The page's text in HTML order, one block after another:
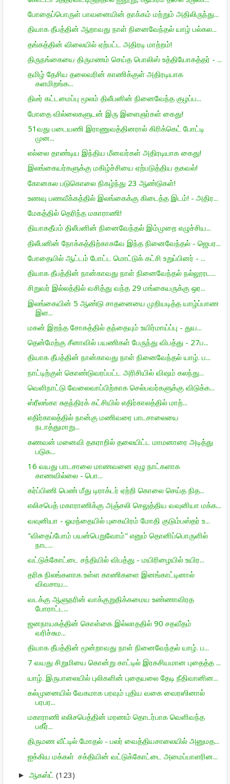
போதைப்பொருள் பாவனையின் தாக்கம் மற்றும் அதிலிருந்து...
தியாக தீபத்தின் ஆறாவது நாள் நினைவேந்தல் யாழ் பல்கல...
தங்கத்தின் விலையில் ஏற்பட்ட அதிரடி மாற்றம்!
திருநங்கையை திருமணம் செய்த பொலிஸ் உத்தியோகத்தர் - ...
தமிழ் தேசிய தலைவரின் காணிக்குள் அதிரடியாக
களமிறங்க...
திடீர் கட்டமைப்பு மூலம் திலீபனின் நினைவேந்த குழப்ப...
போதை வில்லைகளுடன் இரு இளைஞர்கள் கைது!
51வது படையணி இராணுவத்தினரால் கிரிக்கெட் போட்டி
முன...
எல்லை தாண்டிய இந்திய மீனவர்கள் அதிரடியாக கைது!
இலங்கையர்களுக்கு மகிழ்ச்சியை ஏற்படுத்திய தகவல்!
கோனகல படுகொலை நிகழ்ந்து 23 ஆண்டுகள்!
உணவு பணவீக்கத்தில் இலங்கைக்கு கிடைத்த இடம்! - அதிர...
மேகத்தில் தெரிந்த மகாராணி!
தியாகதீபம் திலீபனின் நினைவேந்தல் இம்முறை எழுச்சிய...
திலீபனின் நோக்கத்திற்காகவே இந்த நினைவேந்தல் - ஜெபர...
போதையில் ஆட்டம் போட்ட மொட்டுக் கட்சி உறுப்பினர் - ...
தியாக தீபத்தின் நான்காவது நாள் நினைவேந்தல் நல்லூரட...
சிறுவர் இல்லத்தில் வசித்து வந்த 29 மங்கையருக்கு ஒர...
இலங்கையின் 5 ஆண்டு சாதனையை முறியடித்த யாழ்ப்பாண
இள...
மகன் இறந்த சோகத்தில் தந்தையும் உயிர்மாய்ப்பு - துய...
தென்மேற்கு சீனாவில் பயணிகள் பேருந்து விபத்து - 27ப...
தியாக தீபத்தின் நான்காவது நாள் நினைவேந்தல் யாழ். ப...
நாட்டிற்குள் கொண்டுவரப்பட்ட அரிசியில் விஷம் கலந்து...
வெளிநாட்டு வேலைவாப்பிற்காக செல்பவர்களுக்கு விடுக்க...
ஸ்ரீலங்கா சுதந்திரக் கட்சியில் எதிர்காலத்தில் மாற்...
எதிர்காலத்தில் நான்கு மணிவரை பாடசாலையை
நடாத்துமாறு...
கணவன் மனைவி தகராறில் தலையிட்ட மாமனாரை அடித்து
படுக...
16 வயது பாடசாலை மாணவனை ஏழு நாட்களாக
காணவில்லை - பொ...
கர்ப்பிணி பெண் மீது டிராக்டர் ஏற்றி கொலை செய்த நித...
எலிசபெத் மகாராணிக்கு அஞ்சலி செலுத்திய வவுனியா மக்க...
வவுனியா - ஓமந்தையில் புகையிரம் மோதி குடும்பஸ்தர் உ...
"விதைப்போம் பயன்பெறுவோம்" எனும் தொனிப்பொருளில்
நாட...
வட்டுக்கோட்டை சந்தியில் விபத்து - மயிரிழையில் உயிர...
தரிசு நிலங்களாக உள்ள காணிகளை இனங்காட்டினால்
விவசாய...
வடக்கு ஆளுநரின் வாக்குறுதிக்கமைய உண்ணாவிரத
போராட்ட...
ஜனநாயகத்தின் கொள்கை இல்லாததில் 90 சதவீதம்
வரிச்சும...
தியாக தீபத்தின் மூன்றாவது நாள் நினைவேந்தல் யாழ். ப...
7 வயது சிறுமியை கொன்று காட்டில் இரகசியமான புதைத்த ...
யாழ். இருபாலையில் புலிகளின் புதையலை தேடி நீதிவானின...
கல்முனையில் வேகமாக பரவும் புதிய வகை வைரஸினால்
பரபர...
மகாராணி எலிசபெத்தின் மரணம் தொடர்பாக வெளிவந்த
பகீர்...
திருமண வீட்டில் மோதல் - பலர் வைத்தியசாலையில் அனுமத...
ஐக்கிய மக்கள் சக்தியின் வட்டுக்கோட்டை அமைப்பாளரின...
► ஆகஸ்ட் (123)